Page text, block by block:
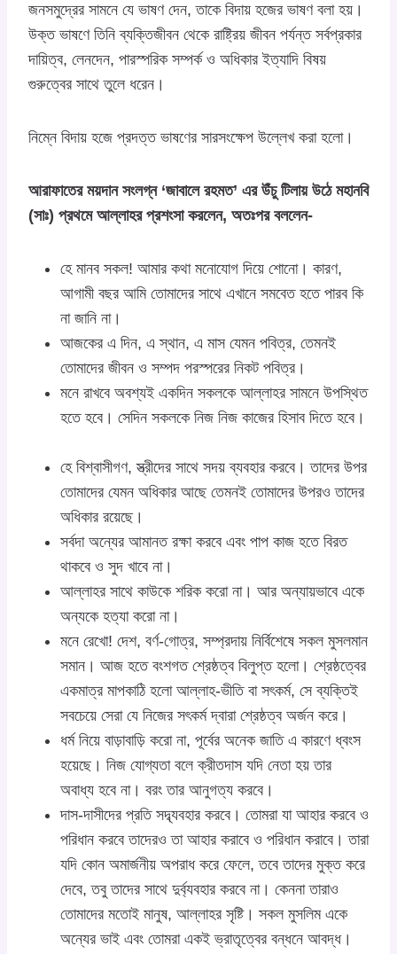
জনসমুদ্রের সামনে যে ভাষণ দেন, তাকে বিদায় হজের ভাষণ বলা হয়।
উক্ত ভাষণে তিনি ব্যক্তিজীবন থেকে রাষ্ট্রিয় জীবন পর্যন্ত সর্বপ্রকার
দায়িত্ব, লেনদেন, পারস্পরিক সম্পর্ক ও অধিকার ইত্যাদি বিষয়
গুরুত্বের সাথে তুলে ধরেন।
নিম্নে বিদায় হজে প্রদত্ত ভাষণের সারসংক্ষেপ উল্লেখ করা হলো।
আরাফাতের ময়দান সংলগ্ন ‘জাবালে রহমত’ এর উঁচু টিলায় উঠে মহানবি
(সাঃ) প্রথমে আল্লাহর প্রশংসা করলেন, অতঃপর বললেন-
হে মানব সকল! আমার কথা মনোযোগ দিয়ে শোনো। কারণ,
আগামী বছর আমি তোমাদের সাথে এখানে সমবেত হতে পারব কি
না জানি না।
আজকের এ দিন, এ স্থান, এ মাস যেমন পবিত্র, তেমনই
তোমাদের জীবন ও সম্পদ পরস্পরের নিকট পবিত্র।
মনে রাখবে অবশ্যই একদিন সকলকে আল্লাহর সামনে উপস্থিত
হতে হবে। সেদিন সকলকে নিজ নিজ কাজের হিসাব দিতে হবে।
হে বিশ্বাসীগণ, স্ত্রীদের সাথে সদয় ব্যবহার করবে। তাদের উপর
তোমাদের যেমন অধিকার আছে তেমনই তোমাদের উপরও তাদের
অধিকার রয়েছে।
সর্বদা অন্যের আমানত রক্ষা করবে এবং পাপ কাজ হতে বিরত
থাকবে ও সুদ খাবে না।
আল্লাহর সাথে কাউকে শরিক করো না। আর অন্যায়ভাবে একে
অন্যকে হত্যা করো না।
মনে রেখো! দেশ, বর্ণ-গোত্র, সম্প্রদায় নির্বিশেষে সকল মুসলমান
সমান। আজ হতে বংশগত শ্রেষ্ঠত্ব বিলুপ্ত হলো। শ্রেষ্ঠত্বের
একমাত্র মাপকাঠি হলো আল্লাহ-ভীতি বা সৎকর্ম, সে ব্যক্তিই
সবচেয়ে সেরা যে নিজের সৎকর্ম দ্বারা শ্রেষ্ঠত্ব অর্জন করে।
ধর্ম নিয়ে বাড়াবাড়ি করো না, পূর্বের অনেক জাতি এ কারণে ধ্বংস
হয়েছে। নিজ যোগ্যতা বলে ক্রীতদাস যদি নেতা হয় তার
অবাধ্য হবে না। বরং তার আনুগত্য করবে।
দাস-দাসীদের প্রতি সদ্ব্যবহার করবে। তোমরা যা আহার করবে ও
পরিধান করবে তাদেরও তা আহার করাবে ও পরিধান করাবে। তারা
যদি কোন অমার্জনীয় অপরাধ করে ফেলে, তবে তাদের মুক্ত করে
দেবে, তবু তাদের সাথে দুর্ব্যবহার করবে না। কেননা তারাও
তোমাদের মতোই মানুষ, আল্লাহর সৃষ্টি। সকল মুসলিম একে
অন্যের ভাই এবং তোমরা একই ভ্রাতৃত্বের বন্ধনে আবদ্ধ।